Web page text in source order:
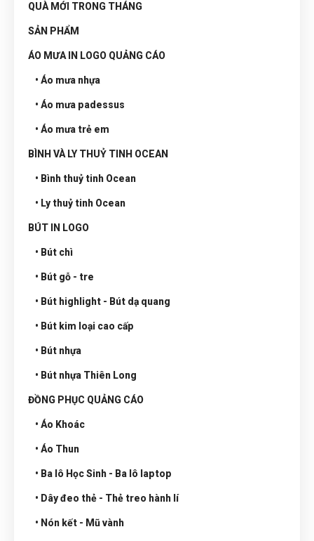
QUÀ MỚI TRONG THÁNG
SẢN PHẨM
ÁO MƯA IN LOGO QUẢNG CÁO
• Áo mưa nhựa
• Áo mưa padessus
• Áo mưa trẻ em
BÌNH VÀ LY THUỶ TINH OCEAN
• Bình thuỷ tinh Ocean
• Ly thuỷ tinh Ocean
BÚT IN LOGO
• Bút chì
• Bút gỗ - tre
• Bút highlight - Bút dạ quang
• Bút kim loại cao cấp
• Bút nhựa
• Bút nhựa Thiên Long
ĐỒNG PHỤC QUẢNG CÁO
• Áo Khoác
• Áo Thun
• Ba lô Học Sinh - Ba lô laptop
• Dây đeo thẻ - Thẻ treo hành lí
• Nón kết - Mũ vành